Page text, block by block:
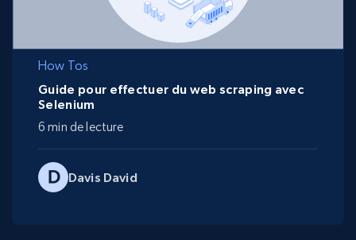
How Tos
Davis David
Guide pour effectuer du web scraping avec
Selenium
6 min de lecture